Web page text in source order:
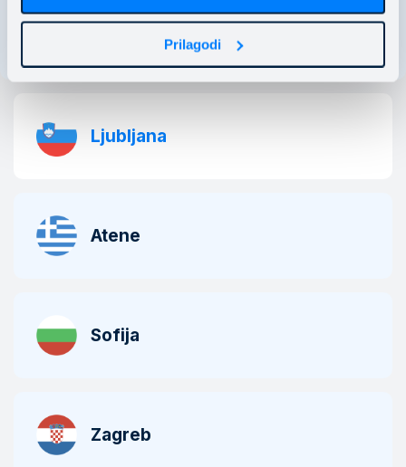
Prilagodi
Poglej na karti
Ljubljana
Atene
Sofija
Zagreb